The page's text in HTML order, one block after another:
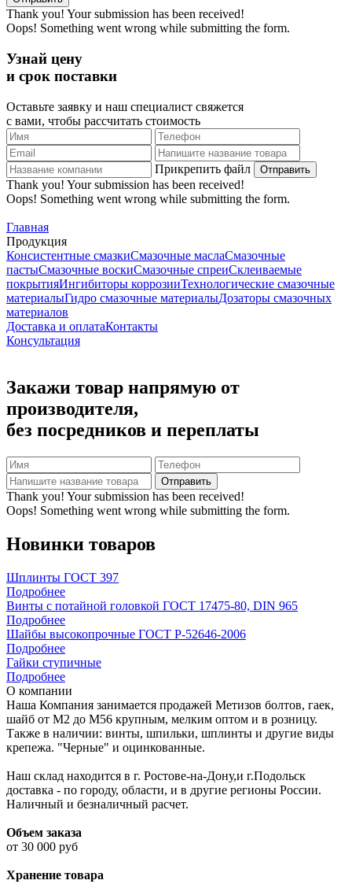
Thank you! Your submission has been received!
Oops! Something went wrong while submitting the form.
Узнай цену
и срок поставки
Оставьте заявку и наш специалист свяжется
с вами, чтобы рассчитать стоимость
Прикрепить файл
Thank you! Your submission has been received!
Oops! Something went wrong while submitting the form.
Главная
Продукция
Консистентные смазкиСмазочные маслаСмазочные
пастыСмазочные воскиСмазочные спреиСклеиваемые
покрытияИнгибиторы коррозииТехнологические смазочные
материалыГидро смазочные материалыДозаторы смазочных
материалов
Доставка и оплатаКонтакты
Консультация
Закажи товар напрямую от
производителя,
без посредников и переплаты
Thank you! Your submission has been received!
Oops! Something went wrong while submitting the form.
Новинки товаров
Шплинты ГОСТ 397
Подробнее
Винты с потайной головкой ГОСТ 17475-80, DIN 965
Подробнее
Шайбы высокопрочные ГОСТ Р-52646-2006
Подробнее
Гайки ступичные
Подробнее
О компании
Наша Компания занимается продажей Метизов болтов, гаек,
шайб от М2 до М56 крупным, мелким оптом и в розницу.
Также в наличии: винты, шпильки, шплинты и другие виды
крепежа. "Черные" и оцинкованные.
Наш склад находится в г. Ростове-на-Дону,и г.Подольск
доставка - по городу, области, и в другие регионы России.
Наличный и безналичный расчет.
Объем заказа
от 30 000 руб
Хранение товара